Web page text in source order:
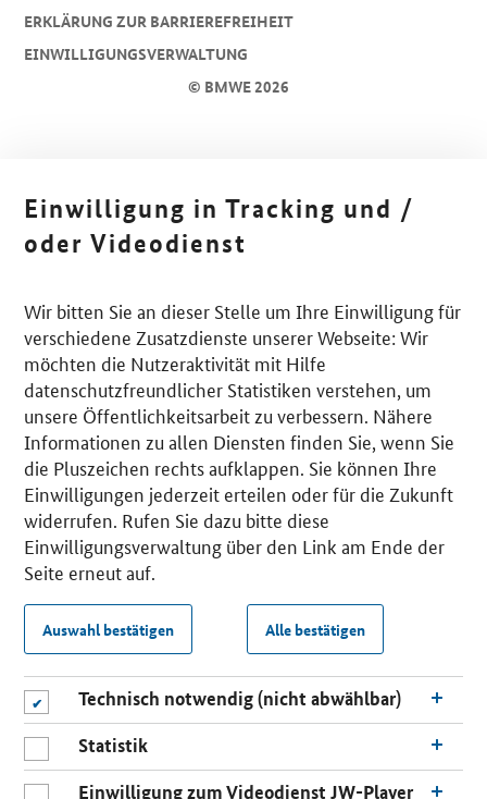
© BMWE 2026
ERKLÄRUNG ZUR BARRIEREFREIHEIT
EINWILLIGUNGSVERWALTUNG
Einwilligung in Tracking und /
oder Videodienst
Wir bitten Sie an dieser Stelle um Ihre Einwilligung für
verschiedene Zusatzdienste unserer Webseite: Wir
möchten die Nutzeraktivität mit Hilfe
datenschutzfreundlicher Statistiken verstehen, um
unsere Öffentlichkeitsarbeit zu verbessern. Nähere
Informationen zu allen Diensten finden Sie, wenn Sie
die Pluszeichen rechts aufklappen. Sie können Ihre
Einwilligungen jederzeit erteilen oder für die Zukunft
widerrufen. Rufen Sie dazu bitte diese
Einwilligungsverwaltung über den Link am Ende der
Seite erneut auf.
Auswahl bestätigen Alle bestätigen
Technisch notwendig (nicht abwählbar)
Statistik
Einwilligung zum Videodienst JW-Player